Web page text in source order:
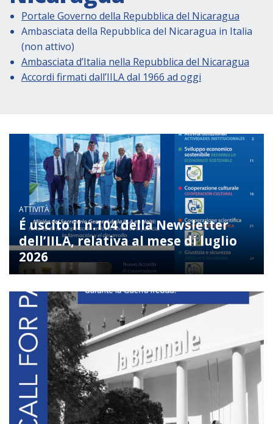
Segreteria Culturale
Segreteria Socio-economica
Segreteria Tecnico scientifica
Rete per la promozione dell’uguaglianza di
genere
Borse di Studio
Partnership
COOPERAZIONE
Patrimonio culturale
Giustizia e Sicurezza
EUROsociAL
EL PAcCTO
EUROFRONT
COPOLAD III
AL-INVEST Verde
Portale Governo della Repubblica del Nicaragua
Ambasciata della Repubblica del Nicaragua in Italia
(non attivo)
Ambasciata d’Italia nella Repubblica del Nicaragua
Accordi firmati dall’IILA dal 1966 ad oggi
ATTIVITÀ
É uscito il n.104 della Newsletter
dell’IILA, relativa al mese di luglio
2026